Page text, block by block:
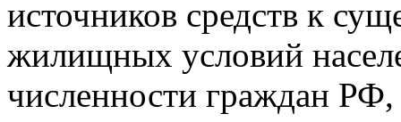
источников средств к
жилищных условий
численности граждан